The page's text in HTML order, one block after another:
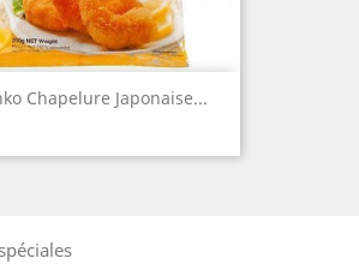
Chapelure Japonaise...